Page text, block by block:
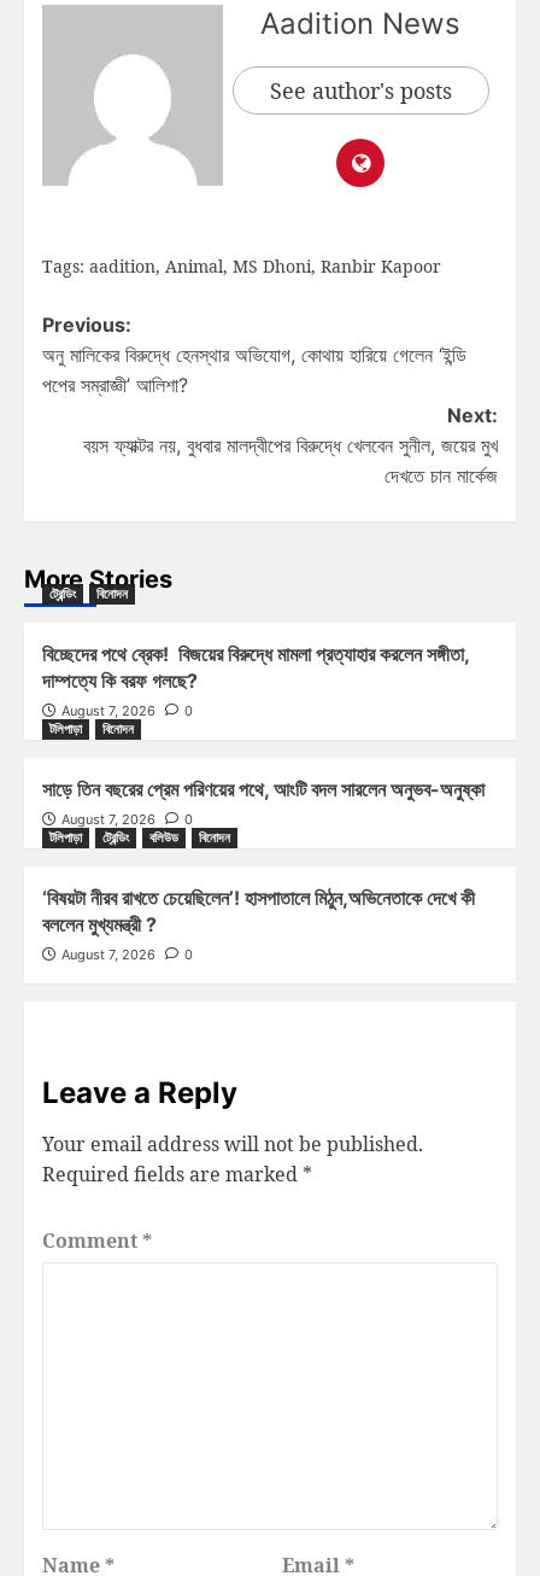
Aadition News
See author's posts
Tags: aadition, Animal, MS Dhoni, Ranbir Kapoor
Previous:
অনু মালিকের বিরুদ্ধে হেনস্থার অভিযোগ, কোথায় হারিয়ে গেলেন ‘ইন্ডি
পপের সম্রাজ্ঞী’ আলিশা?
Next:
বয়স ফ্যাক্টর নয়, বুধবার মালদ্বীপের বিরুদ্ধে খেলবেন সুনীল, জয়ের মুখ
দেখতে চান মার্কেজ
More Stories
ট্রেন্ডিং বিনোদন
বিচ্ছেদের পথে ব্রেক! বিজয়ের বিরুদ্ধে মামলা প্রত্যাহার করলেন সঙ্গীতা,
দাম্পত্যে কি বরফ গলছে?
August 7, 2026
0
টলিপাড়া
বিনোদন
সাড়ে তিন বছরের প্রেম পরিণয়ের পথে, আংটি বদল সারলেন অনুভব-অনুষ্কা
August 7, 2026
0
টলিপাড়া
ট্রেন্ডিং বলিউড বিনোদন
‘বিষয়টা নীরব রাখতে চেয়েছিলেন’! হাসপাতালে মিঠুন,অভিনেতাকে দেখে কী
বললেন মুখ্যমন্ত্রী ?
August 7, 2026 0
Leave a Reply
Your email address will not be published.
Required fields are marked *
Comment *
Name * Email *